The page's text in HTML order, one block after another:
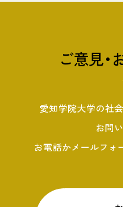
ご意見・
愛知学院大学の社
お問
お電話かメールフォ